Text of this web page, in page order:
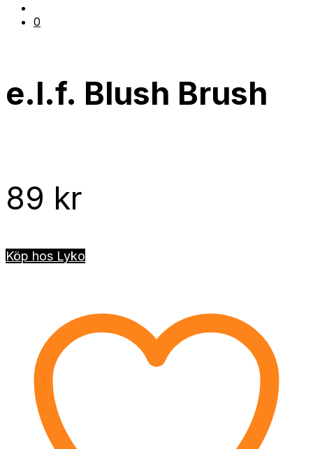
0
e.l.f. Blush Brush
89 kr
Köp hos Lyko